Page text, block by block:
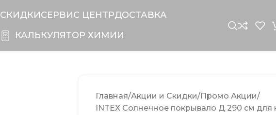
СКИДКИCЕРВИС ЦЕНТРДОСТАВКА
КАЛЬКУЛЯТОР ХИМИИ
Главная Акции и Скидки Промо Акции
INTEX Солнечное покрывало Д 290 cм для